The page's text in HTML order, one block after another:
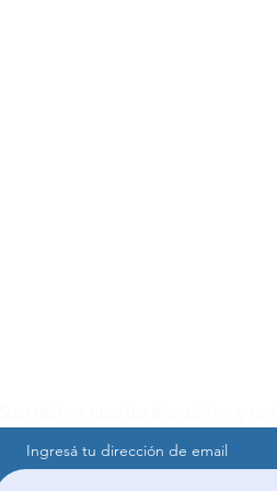
Ingresá tu dirección de email